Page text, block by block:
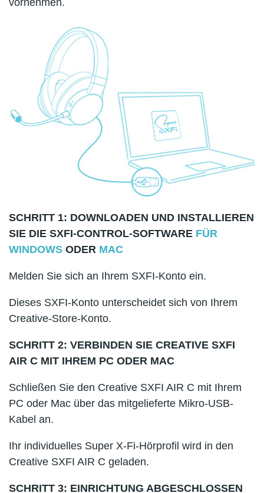
SCHRITT 1: DOWNLOADEN UND INSTALLIEREN
SIE DIE SXFI-CONTROL-SOFTWARE FÜR
WINDOWS ODER MAC
Melden Sie sich an Ihrem SXFI-Konto ein.
Dieses SXFI-Konto unterscheidet sich von Ihrem
Creative-Store-Konto.
SCHRITT 2: VERBINDEN SIE CREATIVE SXFI
AIR C MIT IHREM PC ODER MAC
Schließen Sie den Creative SXFI AIR C mit Ihrem
PC oder Mac über das mitgelieferte Mikro-USB-
Kabel an.
Ihr individuelles Super X-Fi-Hörprofil wird in den
Creative SXFI AIR C geladen.
SCHRITT 3: EINRICHTUNG ABGESCHLOSSEN